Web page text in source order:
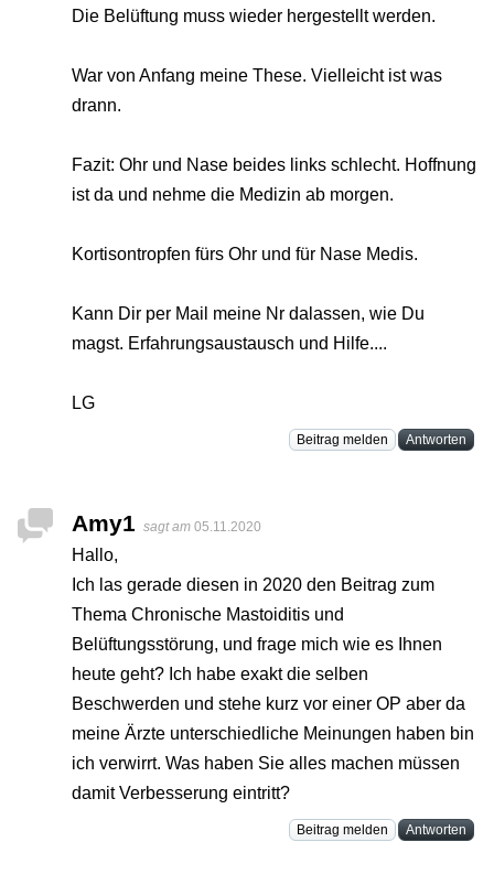
Die Belüftung muss wieder hergestellt werden.
War von Anfang meine These. Vielleicht ist was
drann.
Fazit: Ohr und Nase beides links schlecht. Hoffnung
ist da und nehme die Medizin ab morgen.
Kortisontropfen fürs Ohr und für Nase Medis.
Kann Dir per Mail meine Nr dalassen, wie Du
magst. Erfahrungsaustausch und Hilfe....
LG
Beitrag melden Antworten
Amy1 sagt am 05.11.2020
Hallo,
Ich las gerade diesen in 2020 den Beitrag zum
Thema Chronische Mastoiditis und
Belüftungsstörung, und frage mich wie es Ihnen
heute geht? Ich habe exakt die selben
Beschwerden und stehe kurz vor einer OP aber da
meine Ärzte unterschiedliche Meinungen haben bin
ich verwirrt. Was haben Sie alles machen müssen
damit Verbesserung eintritt?
Beitrag melden Antworten